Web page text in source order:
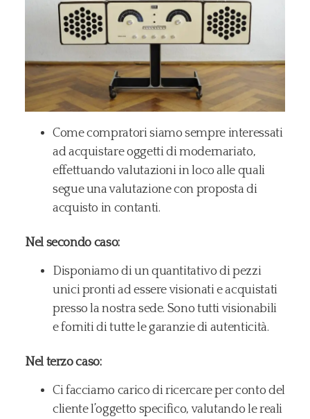
Come compratori siamo sempre interessati
ad acquistare oggetti di modernariato,
effettuando valutazioni in loco alle quali
segue una valutazione con proposta di
acquisto in contanti.
Nel secondo caso:
Disponiamo di un quantitativo di pezzi
unici pronti ad essere visionati e acquistati
presso la nostra sede. Sono tutti visionabili
e forniti di tutte le garanzie di autenticità.
Nel terzo caso:
Ci facciamo carico di ricercare per conto del
cliente l’oggetto specifico, valutando le reali